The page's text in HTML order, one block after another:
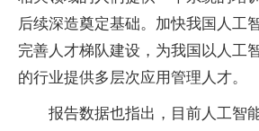
后续深造奠定基础。加快我国人工
完善人才梯队建设，为我国以人工
的行业提供多层次应用管理人才。
报告数据也指出，目前人工智